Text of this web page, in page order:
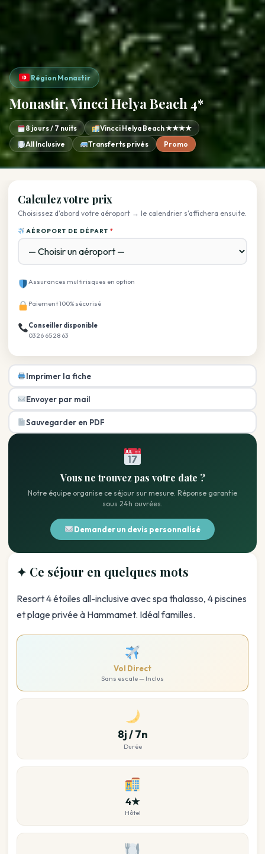
Région Monastir
Monastir, Vincci Helya Beach 4*
8 jours / 7 nuits
Vincci Helya Beach ★★★★
All Inclusive
Transferts privés Promo
✦ Ce séjour en quelques mots
Resort 4 étoiles all-inclusive avec spa thalasso, 4 piscines
et plage privée à Hammamet. Idéal familles.
Vol Direct
Sans escale — Inclus
8j / 7n
Durée
4★
Hôtel
Calculez votre prix
Choisissez d'abord votre aéroport → le calendrier s'affichera ensuite.
AÉROPORT DE DÉPART*
Assurances multirisques en option
Paiement 100% sécurisé
Conseiller disponible
03 26 65 28 63
Imprimer la fiche
Envoyer par mail
Sauvegarder en PDF
Vous ne trouvez pas votre date ?
Notre équipe organise ce séjour sur mesure. Réponse garantie
sous 24h ouvrées.
Demander un devis personnalisé